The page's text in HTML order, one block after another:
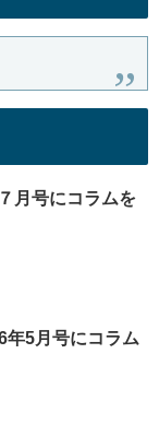
月号にコラムを
5月号にコラム